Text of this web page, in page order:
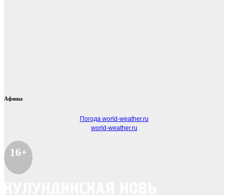
Афиша
Погода world-weather.ru
world-weather.ru
16+